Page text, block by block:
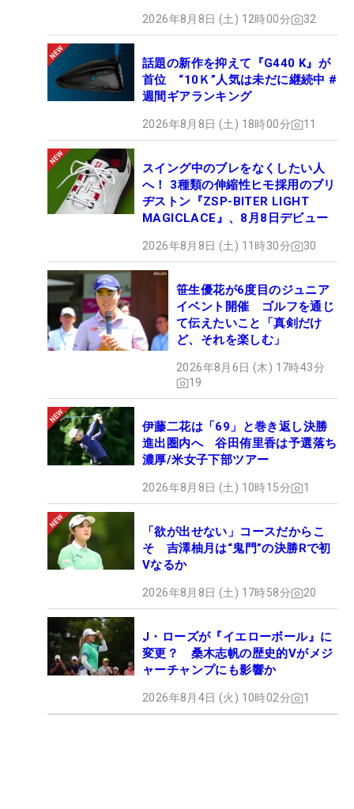
2026年8月8日 (土) 12時00分 32
話題の新作を抑えて『G440 K』が
首位 “10Ｋ”人気は未だに継続中 #
週間ギアランキング
2026年8月8日 (土) 18時00分 11
スイング中のブレをなくしたい人
へ！ 3種類の伸縮性ヒモ採用のブリ
ヂストン『ZSP-BITER LIGHT
MAGICLACE』、8月8日デビュー
2026年8月8日 (土) 11時30分 30
笹生優花が6度目のジュニア
イベント開催 ゴルフを通じ
て伝えたいこと「真剣だけ
ど、それを楽しむ」
2026年8月6日 (木) 17時43分
19
伊藤二花は「69」と巻き返し決勝
進出圏内へ 谷田侑里香は予選落ち
濃厚/米女子下部ツアー
2026年8月8日 (土) 10時15分 1
「欲が出せない」コースだからこ
そ 吉澤柚月は“鬼門”の決勝Rで初
Vなるか
2026年8月8日 (土) 17時58分 20
J・ローズが『イエローボール』に
変更？ 桑木志帆の歴史的Vがメジ
ャーチャンプにも影響か
2026年8月4日 (火) 10時02分 1